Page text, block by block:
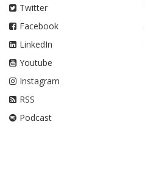
Twitter
Facebook
LinkedIn
Youtube
Instagram
RSS
Podcast